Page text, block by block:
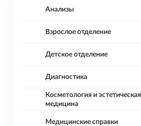
Анализы
Взрослое отделение
Детское отделение
Диагностика
Косметология и эстетическая
медицина
Медицинские справки